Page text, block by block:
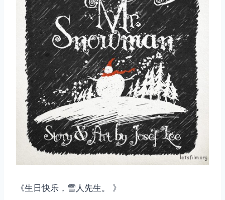
《生日快乐，雪人先生。 》